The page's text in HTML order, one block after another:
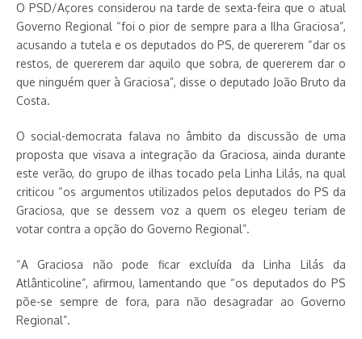
O PSD/Açores considerou na tarde de sexta-feira que o atual
Governo Regional “foi o pior de sempre para a Ilha Graciosa”,
acusando a tutela e os deputados do PS, de quererem “dar os
restos, de quererem dar aquilo que sobra, de quererem dar o
que ninguém quer à Graciosa”, disse o deputado João Bruto da
Costa.
O social-democrata falava no âmbito da discussão de uma
proposta que visava a integração da Graciosa, ainda durante
este verão, do grupo de ilhas tocado pela Linha Lilás, na qual
criticou “os argumentos utilizados pelos deputados do PS da
Graciosa, que se dessem voz a quem os elegeu teriam de
votar contra a opção do Governo Regional”.
“A Graciosa não pode ficar excluída da Linha Lilás da
Atlânticoline”, afirmou, lamentando que “os deputados do PS
põe-se sempre de fora, para não desagradar ao Governo
Regional”.